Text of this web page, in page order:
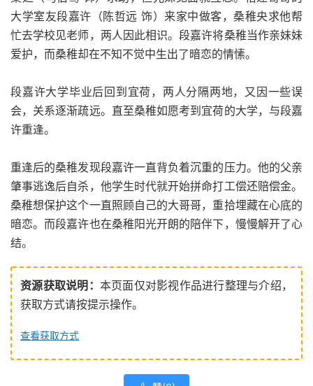
大学室友段嘉许（陈哲远 饰）来家中做客，桑稚央求他帮
忙去学校见老师，两人因此相识。段嘉许将桑稚当作亲妹妹
爱护，而桑稚却在不知不觉中生出了暗恋的情愫。
段嘉许大学毕业后回到宜荷，两人分隔两地，又因一些误
会，关系逐渐疏远。直至桑稚如愿考到宜荷的大学，与段嘉
许重逢。
重逢后的桑稚发现段嘉许一直背负着沉重的压力。他的父亲
肇事逃逸后自杀，他学生时代就开始拼命打工偿还赔偿金。
桑稚想保护这个一直照顾自己的大哥哥，重拾埋藏在心底的
暗恋。而段嘉许也在桑稚阳光开朗的陪伴下，慢慢解开了心
结。
资源获取说明： 本页面仅对影视作品进行整理与介绍，
获取方式请按提示操作。
查看获取方式